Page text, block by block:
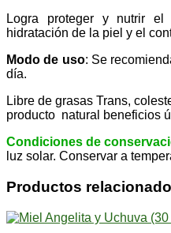
Logra proteger y nutrir
hidratación de la piel y el
Modo de uso: Se
día.
Libre de grasas Trans,
producto natural beneficios
Condiciones de
luz solar. Conservar a
Productos